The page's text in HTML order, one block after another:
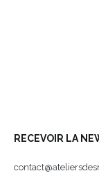
RECEVOIR LA